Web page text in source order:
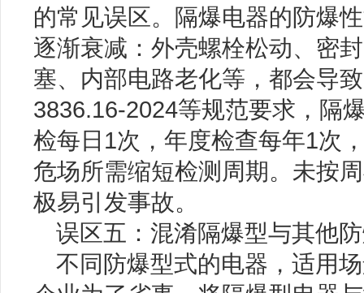
的常见误区。隔爆电器的防爆
逐渐衰减：外壳螺栓松动、密
塞、内部电路老化等，都会导
3836.16-2024等规范要求，隔
检每日1次，年度检查每年1次
危场所需缩短检测周期。未按
极易引发事故。
误区五：混淆隔爆型与其他
不同防爆型式的电器，适用